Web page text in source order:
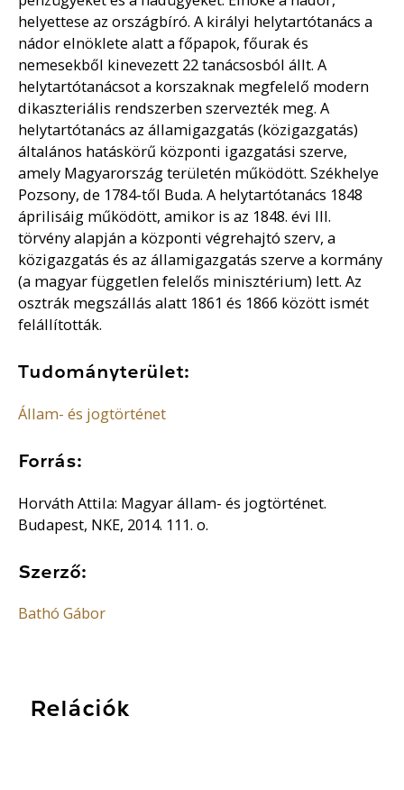
helyettese az országbíró. A királyi helytartótanács a
nádor elnöklete alatt a főpapok, főurak és
nemesekből kinevezett 22 tanácsosból állt. A
helytartótanácsot a korszaknak megfelelő modern
dikaszteriális rendszerben szervezték meg. A
helytartótanács az államigazgatás (közigazgatás)
általános hatáskörű központi igazgatási szerve,
amely Magyarország területén működött. Székhelye
Pozsony, de 1784-től Buda. A helytartótanács 1848
áprilisáig működött, amikor is az 1848. évi III.
törvény alapján a központi végrehajtó szerv, a
közigazgatás és az államigazgatás szerve a kormány
(a magyar független felelős minisztérium) lett. Az
osztrák megszállás alatt 1861 és 1866 között ismét
felállították.
Tudományterület:
Állam- és jogtörténet
Forrás:
Horváth Attila: Magyar állam- és jogtörténet.
Budapest, NKE, 2014. 111. o.
Szerző:
Bathó Gábor
Relációk